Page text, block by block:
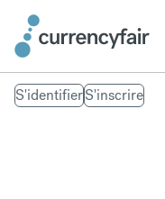
S'identifierS'inscrire